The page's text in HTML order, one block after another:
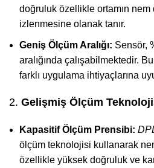
doğruluk özellikle ortamın
izlenmesine olanak tanır.
Geniş Ölçüm Aralığı: Sensör,
aralığında çalışabilmektedir.
farklı uygulama ihtiyaçlarına
2. Gelişmiş Ölçüm
Kapasitif Ölçüm Prensibi:
ölçüm teknolojisi kullanarak
özellikle yüksek doğruluk ve